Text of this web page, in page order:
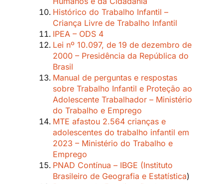
Histórico do Trabalho Infantil –
Criança Livre de Trabalho Infantil
IPEA – ODS 4
Lei nº 10.097, de 19 de dezembro de
2000 – Presidência da República do
Brasil
Manual de perguntas e respostas
sobre Trabalho Infantil e Proteção ao
Adolescente Trabalhador – Ministério
do Trabalho e Emprego
MTE afastou 2.564 crianças e
adolescentes do trabalho infantil em
2023 – Ministério do Trabalho e
Emprego
PNAD Contínua – IBGE (Instituto
Brasileiro de Geografia e Estatística)